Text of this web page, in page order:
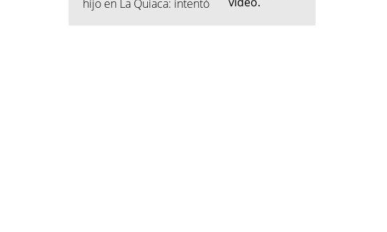
hijo en La Quiaca: intentó